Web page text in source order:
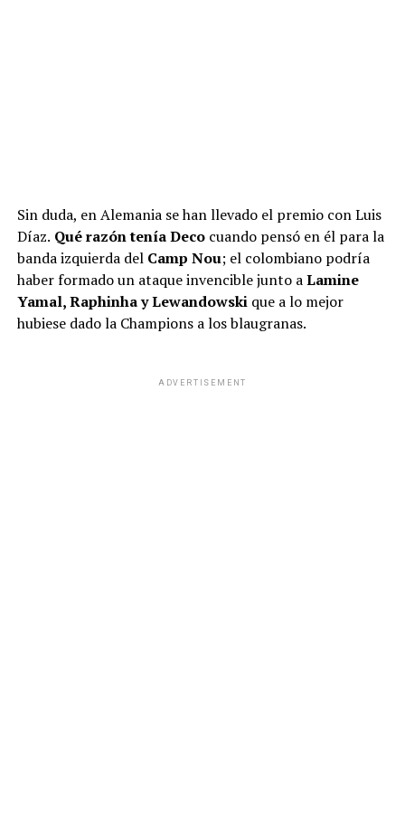
Sin duda, en Alemania se han llevado el premio con Luis
Díaz. Qué razón tenía Decocuando pensó en él para la
banda izquierda del Camp Nou; el colombiano podría
haber formado un ataque invencible junto aLamine
Yamal, Raphinha y Lewandowski que a lo mejor
hubiese dado la Champions a los blaugranas.
ADVERTISEMENT